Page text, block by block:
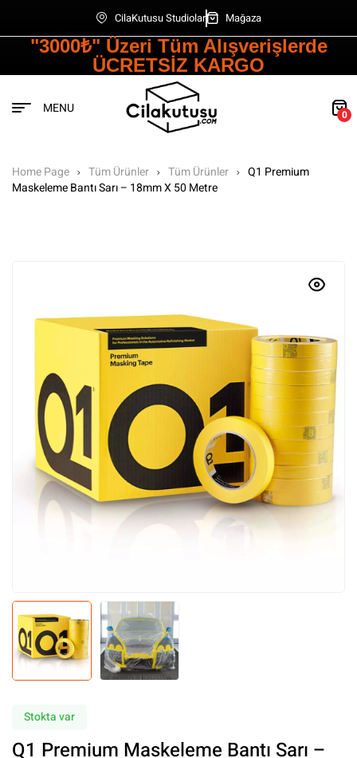
CilaKutusu Studiolar Mağaza
"3000₺" Üzeri Tüm Alışverişlerde
ÜCRETSİZ KARGO
MENU 0
Home Page Tüm Ürünler Tüm Ürünler
Q1 Premium
Maskeleme Bantı Sarı – 18mm X 50 Metre
Stokta var
Q1 Premium Maskeleme Bantı Sarı –